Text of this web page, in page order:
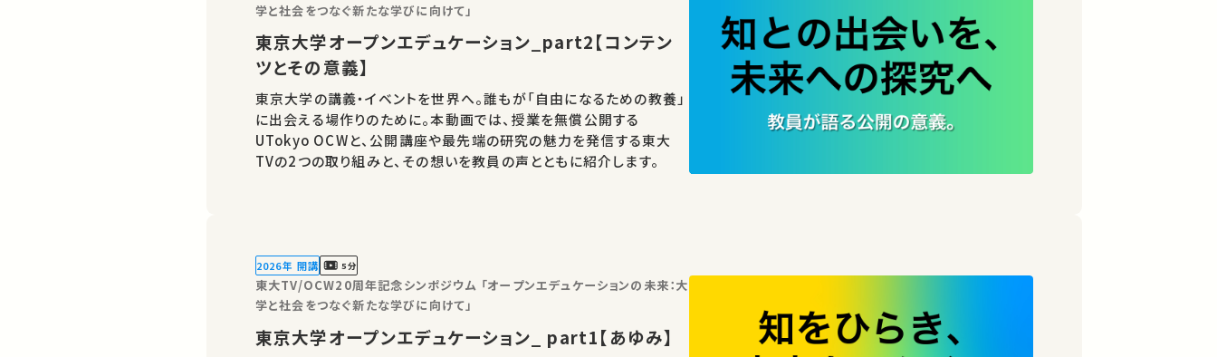
学と社会をつなぐ新たな学びに向けて」
東京大学オープンエデュケーション_part2【コンテン
ツとその意義】
東京大学の講義・イベントを世界へ。誰もが「自由になるための教養」
に出会える場作りのために。本動画では、授業を無償公開する
UTokyo OCWと、公開講座や最先端の研究の魅力を発信する東大
TVの2つの取り組みと、その想いを教員の声とともに紹介します。
2026年 開講 5分
東大TV/OCW20周年記念シンポジウム 「オープンエデュケーションの未来：大
学と社会をつなぐ新たな学びに向けて」
東京大学オープンエデュケーション_ part1【あゆみ】